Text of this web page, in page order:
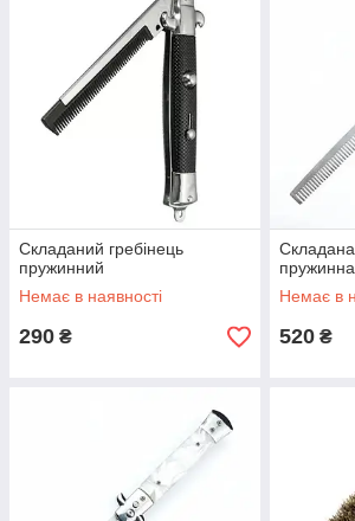
Складаний гребінець
пружинний
Немає в наявності
290 ₴
Немає в
520 ₴